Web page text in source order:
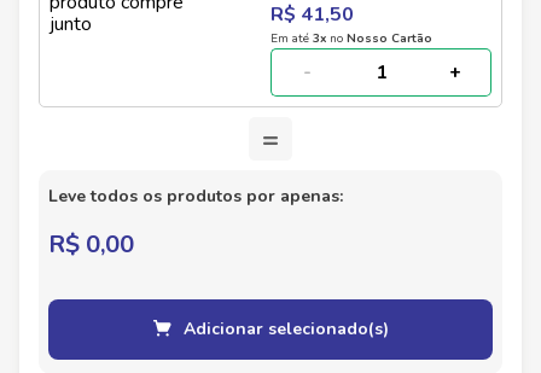
R$ 41,50
Em até 3x no Nosso Cartão
- +
=
Leve todos os produtos por apenas:
R$ 0,00
Adicionar selecionado(s)